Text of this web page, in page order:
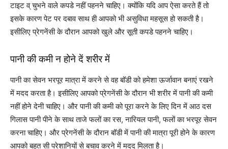
टाइट व् चुभने वाले कपडे नहीं पहनने चाहिए। क्योंकि यदि आप ऐसा करते हैं तो
इसके कारण पेट पर दबाव साथ ही आपको भी असुविधा महसूस हो सकती है।
इसीलिए प्रेगनेंसी के दौरान आपको खुले और सूती कपडे पहनने चाहिए।
पानी की कमी न होने दें शरीर में
पानी का सेवन भरपूर मात्रा में करने से वह बॉडी को हमेशा ऊर्जावान बनाएं रखने
में मदद करता है। इसीलिए आपको प्रेगनेंसी के दौरान भी शरीर में पानी की कमी
नहीं होने देनी चाहिए। और पानी की कमी को पूरा करने के लिए दिन में आठ दस
गिलास पानी पीने के साथ ताजे फलों का रस, नारियल पानी, फलों का भरपूर सेवन
करना चाहिए। और प्रेगनेंसी के दौरान बॉडी में पानी की मात्रा पूरी होने के कारण
आपको बहुत सी परेशानियों से बचाव करने में मदद मिलता है।